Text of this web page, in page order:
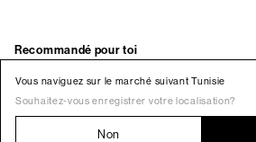
Vous naviguez sur le marché suivant Tunisie
Souhaitez-vous enregistrer votre localisation?
Non